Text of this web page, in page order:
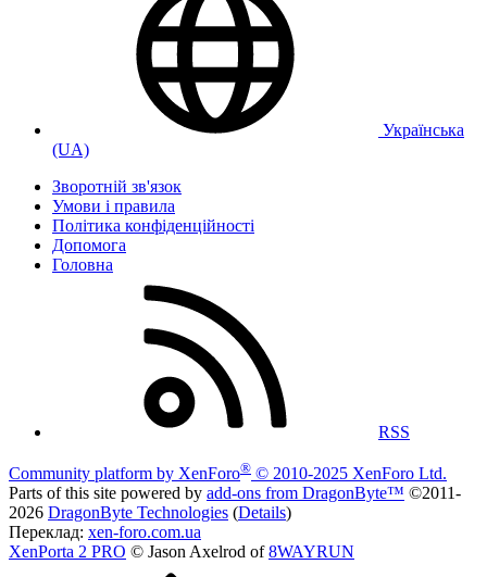
Українська
(UA)
Зворотній зв'язок
Умови і правила
Політика конфіденційності
Дoпoмoга
Головна
RSS
Community platform by XenForo® © 2010-2025 XenForo Ltd.
Parts of this site powered by add-ons from DragonByte™ ©2011-
2026 DragonByte Technologies (Details)
Переклад: xen-foro.com.ua
XenPorta 2 PRO © Jason Axelrod of8WAYRUN